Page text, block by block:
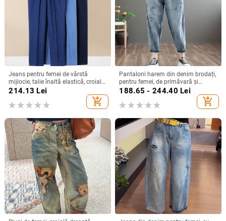
Jeans pentru femei de vârstă
mijlocie, talie înaltă elastică, croială
dreaptă, lungime ¾, largi,
214.13 Lei
add_shopping_cart
Pantaloni harem din denim brodați,
pentru femei, de primăvară și
toamnă, lejeri, plus mărime, cu talie
elastică, retro, distressed, casual,
crop
188.65 - 244.40 Lei
add_shopping_cart